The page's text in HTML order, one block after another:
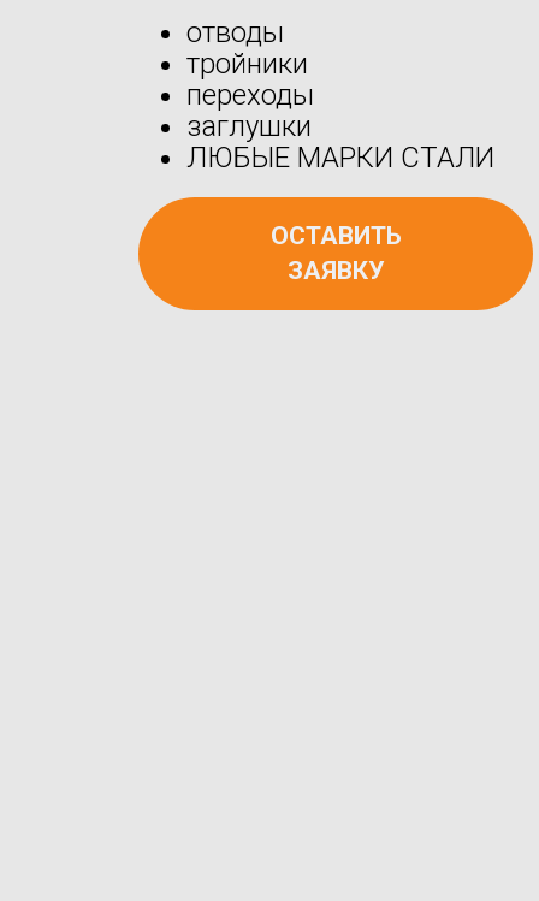
отводы
тройники
переходы
заглушки
ЛЮБЫЕ МАРКИ СТАЛИ
ОСТАВИТЬ
ЗАЯВКУ